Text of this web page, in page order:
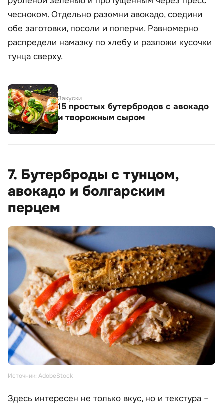
чесноком. Отдельно разомни авокадо, соедини
обе заготовки, посоли и поперчи. Равномерно
распредели намазку по хлебу и разложи кусочки
тунца сверху.
Закуски
15 простых бутербродов с авокадо
и творожным сыром
7. Бутерброды с тунцом,
авокадо и болгарским
перцем
Источник: AdobeStock
Здесь интересен не только вкус, но и текстура –